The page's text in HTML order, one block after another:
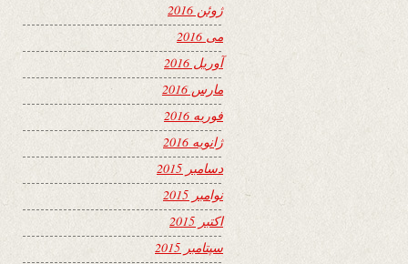
ژوئن 2016
می 2016
آوریل 2016
مارس 2016
فوریه 2016
ژانویه 2016
دسامبر 2015
نوامبر 2015
اکتبر 2015
سپتامبر 2015